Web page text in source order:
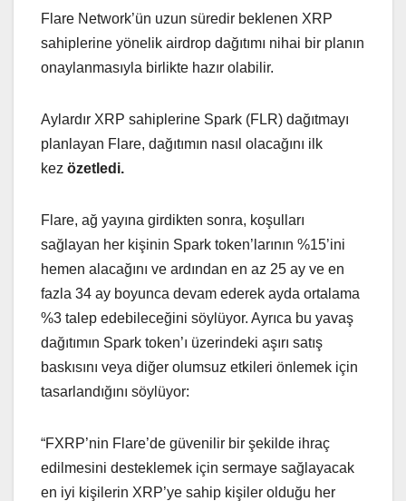
Flare Network’ün uzun süredir beklenen XRP
sahiplerine yönelik airdrop dağıtımı nihai bir planın
onaylanmasıyla birlikte hazır olabilir.
Aylardır XRP sahiplerine Spark (FLR) dağıtmayı
planlayan Flare, dağıtımın nasıl olacağını ilk
kez özetledi.
Flare, ağ yayına girdikten sonra, koşulları
sağlayan her kişinin Spark token’larının %15’ini
hemen alacağını ve ardından en az 25 ay ve en
fazla 34 ay boyunca devam ederek ayda ortalama
%3 talep edebileceğini söylüyor. Ayrıca bu yavaş
dağıtımın Spark token’ı üzerindeki aşırı satış
baskısını veya diğer olumsuz etkileri önlemek için
tasarlandığını söylüyor:
“FXRP’nin Flare’de güvenilir bir şekilde ihraç
edilmesini desteklemek için sermaye sağlayacak
en iyi kişilerin XRP’ye sahip kişiler olduğu her